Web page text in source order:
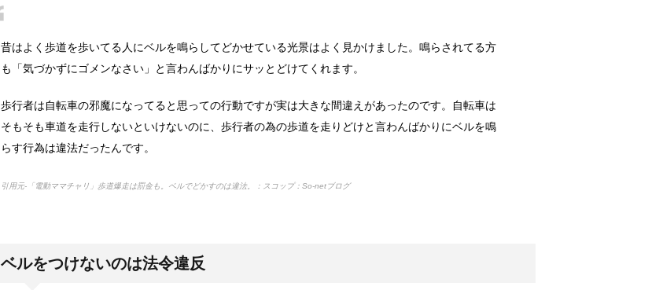
みなさんはトイレ掃除、どこから掃除していますか？実はトイレに...
色々な作業に音楽を聴いて集中する方法！
昔はよく歩道を歩いてる人にベルを鳴らしてどかせている光景はよく見かけました。鳴らされてる方
も「気づかずにゴメンなさい」と言わんばかりにサッとどけてくれます。
歩行者は自転車の邪魔になってると思っての行動ですが実は大きな間違えがあったのです。自転車は
そもそも車道を走行しないといけないのに、歩行者の為の歩道を走りどけと言わんばかりにベルを鳴
らす行為は違法だったんです。
引用元-「電動ママチャリ」歩道爆走は罰金も。ベルでどかすのは違法。：スコップ：So-netブログ
ベルをつけないのは法令違反